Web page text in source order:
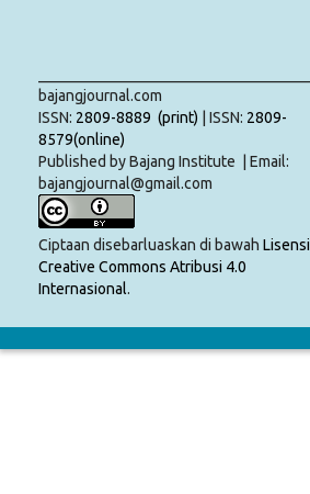
bajangjournal.com
ISSN: 2809-8889 (print) | ISSN: 2809-
8579(online)
Published by Bajang Institute | Email:
bajangjournal@gmail.com
Ciptaan disebarluaskan di bawah Lisensi
Creative Commons Atribusi 4.0
Internasional.